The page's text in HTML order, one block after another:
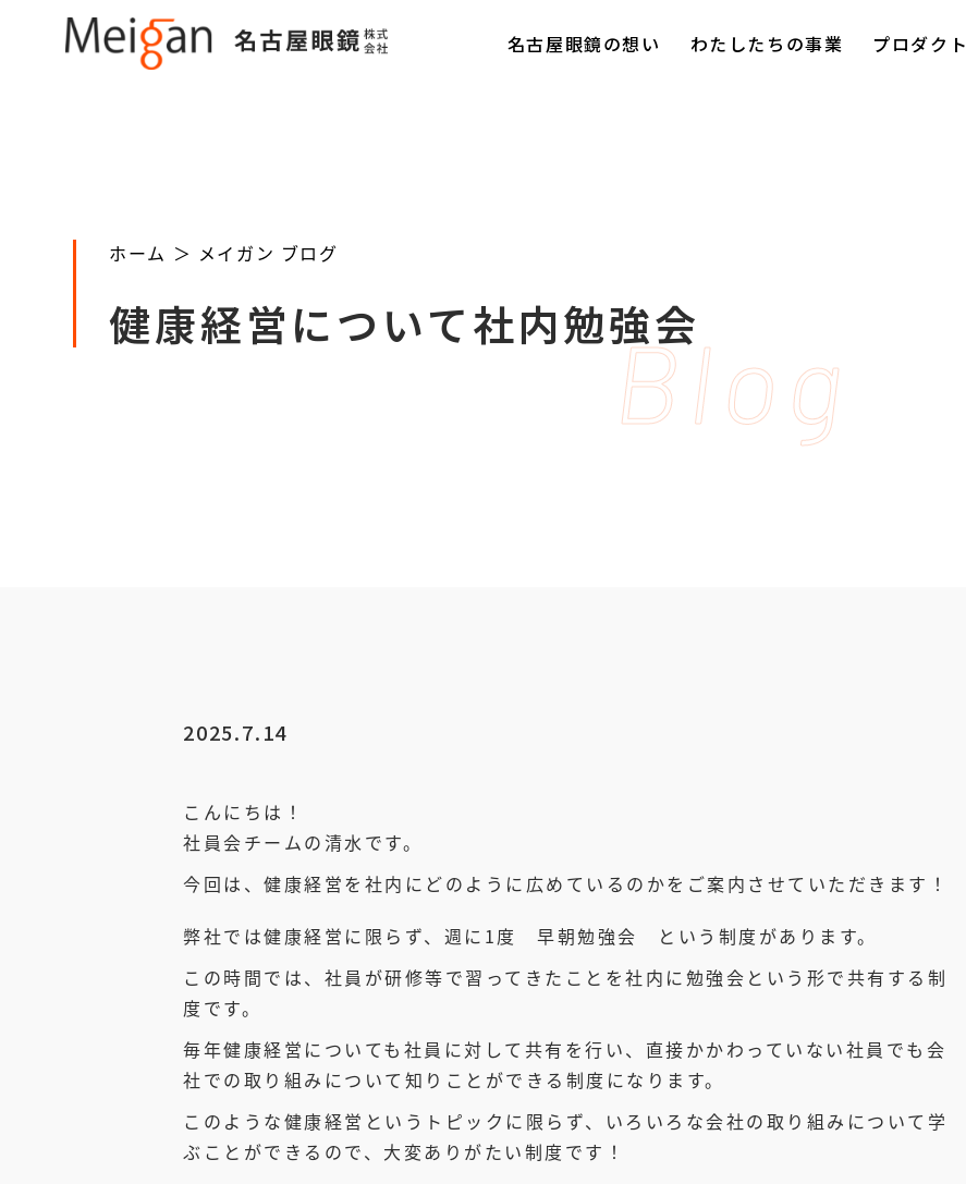
名古屋眼鏡の想い わたしたちの事業 プロダクト
Blog
ホーム ＞ メイガン ブログ
健康経営について社内勉強会
2025.7.14
こんにちは！
社員会チームの清水です。
今回は、健康経営を社内にどのように広めているのかをご案内させていただきます！
弊社では健康経営に限らず、週に1度 早朝勉強会 という制度があります。
この時間では、社員が研修等で習ってきたことを社内に勉強会という形で共有する制
度です。
毎年健康経営についても社員に対して共有を行い、直接かかわっていない社員でも会
社での取り組みについて知りことができる制度になります。
このような健康経営というトピックに限らず、いろいろな会社の取り組みについて学
ぶことができるので、大変ありがたい制度です！